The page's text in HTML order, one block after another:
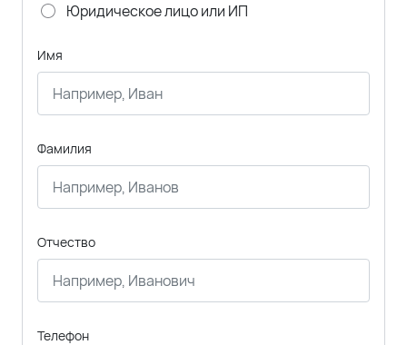
Юридическое лицо или ИП
Имя
Фамилия
Отчество
Телефон